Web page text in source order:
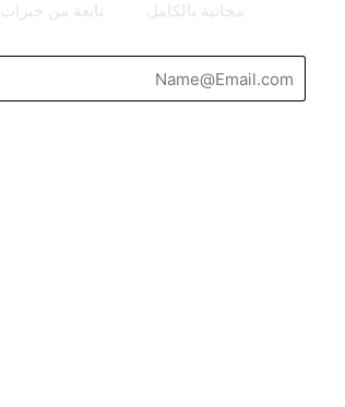
مجانية بالكامل نابعة من خبرات